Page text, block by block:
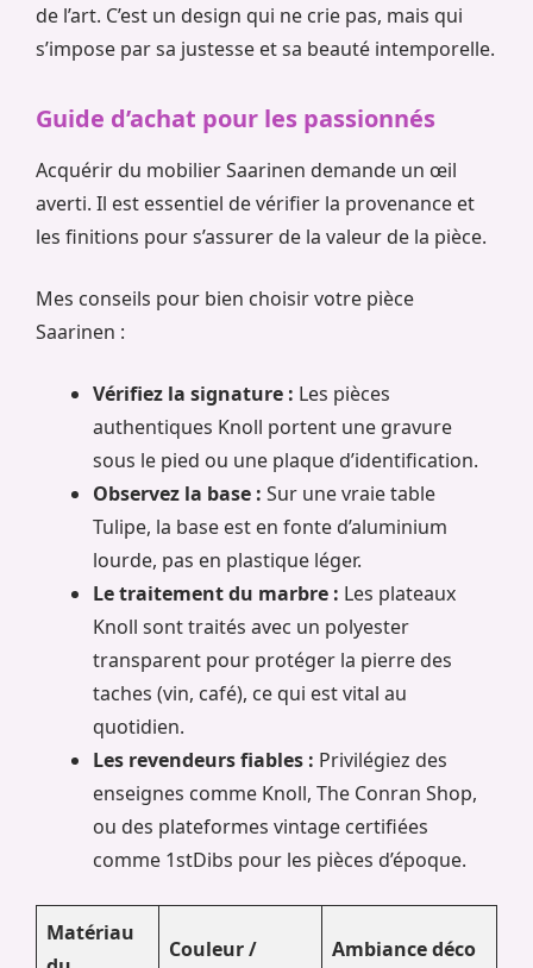
de l’art. C’est un design qui ne crie pas, mais qui
s’impose par sa justesse et sa beauté intemporelle.
Guide d’achat pour les passionnés
Acquérir du mobilier Saarinen demande un œil
averti. Il est essentiel de vérifier la provenance et
les finitions pour s’assurer de la valeur de la pièce.
Mes conseils pour bien choisir votre pièce
Saarinen :
Vérifiez la signature : Les pièces
authentiques Knoll portent une gravure
sous le pied ou une plaque d’identification.
Observez la base : Sur une vraie table
Tulipe, la base est en fonte d’aluminium
lourde, pas en plastique léger.
Le traitement du marbre : Les plateaux
Knoll sont traités avec un polyester
transparent pour protéger la pierre des
taches (vin, café), ce qui est vital au
quotidien.
Les revendeurs fiables : Privilégiez des
enseignes comme Knoll, The Conran Shop,
ou des plateformes vintage certifiées
comme 1stDibs pour les pièces d’époque.
Matériau
Couleur / Ambiance déco